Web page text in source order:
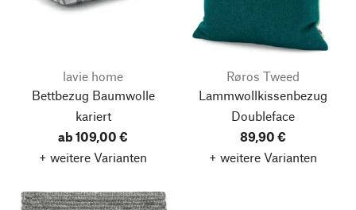
lavie home
Bettbezug Baumwolle
kariert
ab 109,00 €
+ weitere Varianten
Røros Tweed
Lammwollkissenbezug
Doubleface
89,90 €
+ weitere Varianten